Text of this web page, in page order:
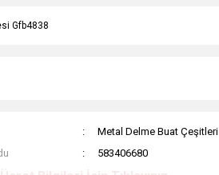
Gfb4838
Metal Delme Buat Çeşitleri
583406680